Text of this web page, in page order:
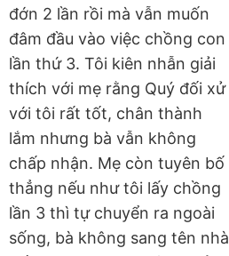
đớn 2 lần rồi mà vẫn muốn
đâm đầu vào việc chồng con
lần thứ 3. Tôi kiên nhẫn giải
thích với mẹ rằng Quý đối xử
với tôi rất tốt, chân thành
lắm nhưng bà vẫn không
chấp nhận. Mẹ còn tuyên bố
thẳng nếu như tôi lấy chồng
lần 3 thì tự chuyển ra ngoài
sống, bà không sang tên nhà